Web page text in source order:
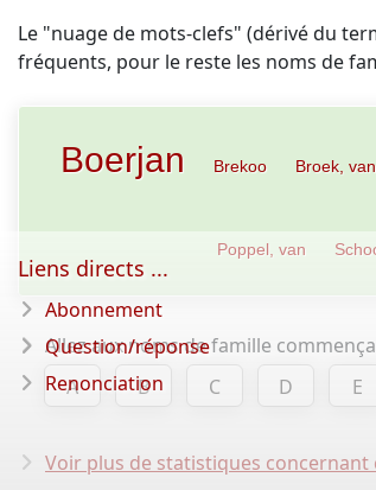
Le "nuage de mots-clefs" (dérivé du
fréquents, pour le reste les noms de
Boerjan Brekoo Broek,
Poppel, van
Allez aux noms de famille
A
B C D E
Voir plus de statistiques
Liens directs ...
Abonnement
Question/réponse
Renonciation